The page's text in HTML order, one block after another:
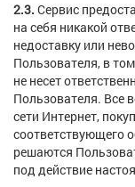
2.3. Сервис
на себя никакой
недоставку или
Пользователя, в
не несет
Пользователя. Все
сети Интернет,
соответствующего
решаются
под действие